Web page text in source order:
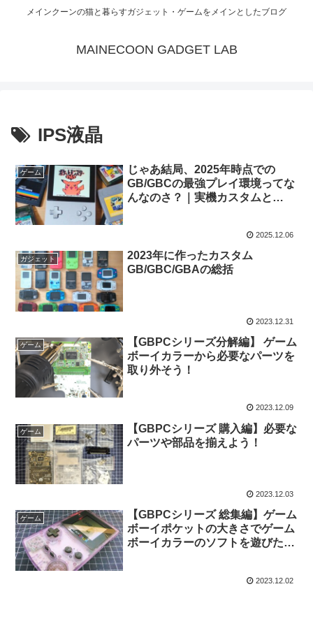
メインクーンの猫と暮らすガジェット・ゲームをメインとしたブログ
MAINECOON GADGET LAB
IPS液晶
ゲーム
じゃあ結局、2025年時点での
GB/GBCの最強プレイ環境ってな
んなのさ？｜実機カスタムと
2025.12.06
ガジェット
2023年に作ったカスタム
GB/GBC/GBAの総括
2023.12.31
ゲーム
【GBPCシリーズ分解編】 ゲーム
ボーイカラーから必要なパーツを
取り外そう！
2023.12.09
ゲーム
【GBPCシリーズ 購入編】必要な
パーツや部品を揃えよう！
2023.12.03
ゲーム
【GBPCシリーズ 総集編】ゲーム
ボーイポケットの大きさでゲーム
ボーイカラーのソフトを遊びたい
2023.12.02